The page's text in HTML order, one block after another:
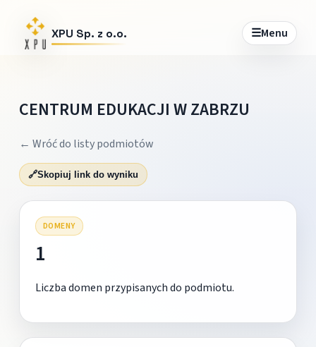
XPU Sp. z o.o. ☰Menu
CENTRUM EDUKACJI W ZABRZU
← Wróć do listy podmiotów
🔗Skopiuj link do wyniku
DOMENY
1
Liczba domen przypisanych do podmiotu.